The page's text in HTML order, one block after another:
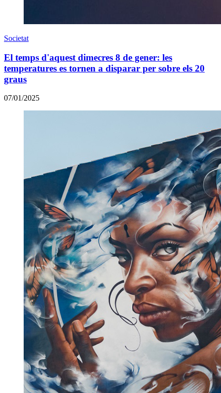
Societat
El temps d'aquest dimecres 8 de gener: les
temperatures es tornen a disparar per sobre els 20
graus
07/01/2025